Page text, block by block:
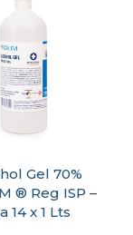
Gel 70%
® Reg ISP –
14 x 1 Lts